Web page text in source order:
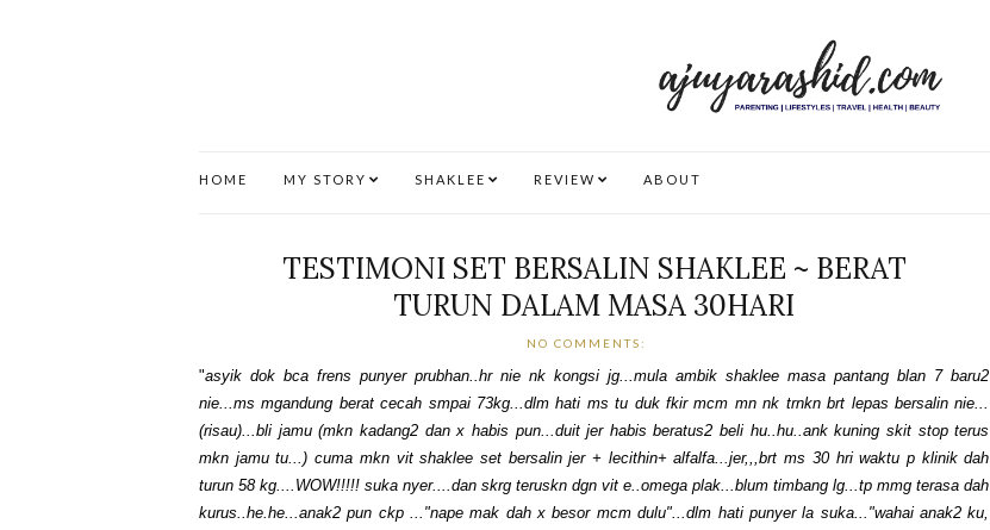
HOME MY STORY SHAKLEE REVIEW ABOUT
TESTIMONI SET BERSALIN SHAKLEE ~ BERAT
TURUN DALAM MASA 30HARI
NO COMMENTS:
"asyik dok bca frens punyer prubhan..hr nie nk kongsi jg...mula ambik shaklee masa pantang blan 7 baru2
nie...ms mgandung berat cecah smpai 73kg...dlm hati ms tu duk fkir mcm mn nk trnkn brt lepas bersalin nie...
(risau)...bli jamu (mkn kadang2 dan x habis pun...duit jer habis beratus2 beli hu..hu..ank kuning skit stop terus
mkn jamu tu...) cuma mkn vit shaklee set bersalin jer + lecithin+ alfalfa...jer,,,brt ms 30 hri waktu p klinik dah
turun 58 kg....WOW!!!!! suka nyer....dan skrg teruskn dgn vit e..omega plak...blum timbang lg...tp mmg terasa dah
kurus..he.he...anak2 pun ckp ..."nape mak dah x besor mcm dulu"...dlm hati punyer la suka..."wahai anak2 ku,